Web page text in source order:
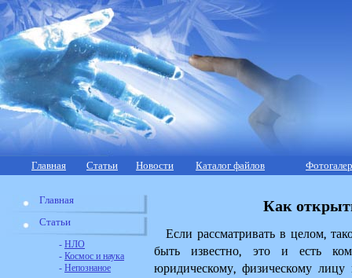
Главная Статьи Новости Каталог файлов
Главная
Статьи
- НЛО
- Космос и наука
- Непознаное
Как
Если рассматривать в целом,
быть известно, это и есть
юридическому, физическому лицу